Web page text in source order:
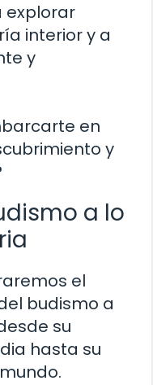
explorar
interior y a
y
en
y
a lo
el
budismo a
su
hasta su